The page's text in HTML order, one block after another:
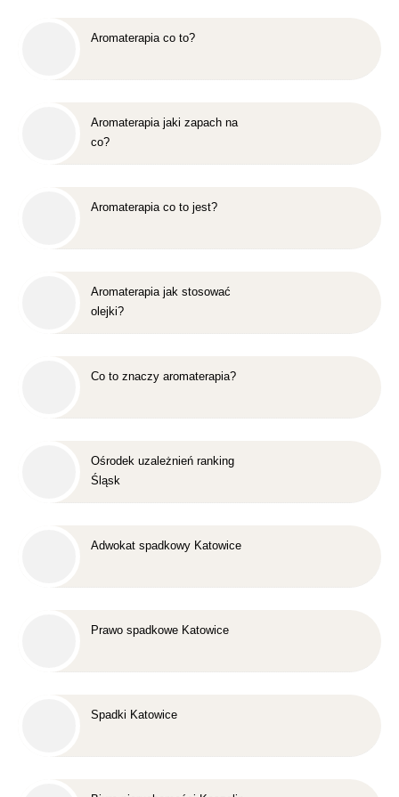
Aromaterapia co to?
Aromaterapia jaki zapach na
co?
Aromaterapia co to jest?
Aromaterapia jak stosować
olejki?
Co to znaczy aromaterapia?
Ośrodek uzależnień ranking
Śląsk
Adwokat spadkowy Katowice
Prawo spadkowe Katowice
Spadki Katowice